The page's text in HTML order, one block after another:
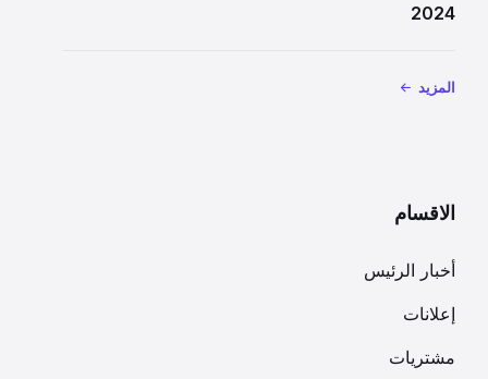
2024
المزيد
الاقسام
أخبار الرئيس
إعلانات
مشتريات